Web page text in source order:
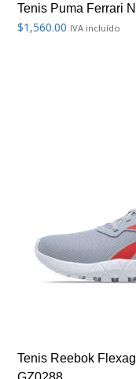
Tenis Puma Ferrari
$1,560.00 IVA incluído
Tenis Reebok